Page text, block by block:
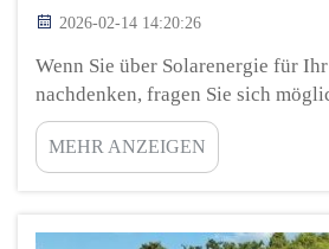
2026-02-14 14:20:26
Wenn Sie über Solarenergie für
nachdenken, fragen Sie sich
besser ist, auf Solarpanels oder
setzen. Beide können dazu
Stromrechnung zu senken und
unterschiedliche Weise und
MEHR ANZEIGEN